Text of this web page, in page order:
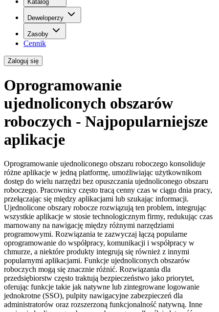
Katalog
Deweloperzy
Zasoby
Cennik
Zaloguj się
Oprogramowanie
ujednoliconych obszarów
roboczych - Najpopularniejsze
aplikacje
Oprogramowanie ujednoliconego obszaru roboczego konsoliduje
różne aplikacje w jedną platformę, umożliwiając użytkownikom
dostęp do wielu narzędzi bez opuszczania ujednoliconego obszaru
roboczego. Pracownicy często tracą cenny czas w ciągu dnia pracy,
przełączając się między aplikacjami lub szukając informacji.
Ujednolicone obszary robocze rozwiązują ten problem, integrując
wszystkie aplikacje w stosie technologicznym firmy, redukując czas
marnowany na nawigację między różnymi narzędziami
programowymi. Rozwiązania te zazwyczaj łączą popularne
oprogramowanie do współpracy, komunikacji i współpracy w
chmurze, a niektóre produkty integrują się również z innymi
popularnymi aplikacjami. Funkcje ujednoliconych obszarów
roboczych mogą się znacznie różnić. Rozwiązania dla
przedsiębiorstw często traktują bezpieczeństwo jako priorytet,
oferując funkcje takie jak natywne lub zintegrowane logowanie
jednokrotne (SSO), pulpity nawigacyjne zabezpieczeń dla
administratorów oraz rozszerzoną funkcjonalność natywną. Inne